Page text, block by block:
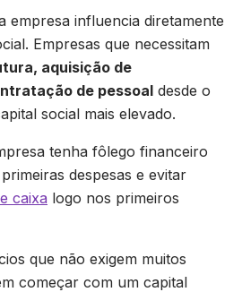
empresa influencia diretamente
Empresas que necessitam
aquisição de
de pessoal desde o
social mais elevado.
tenha fôlego financeiro
despesas e evitar
caixa logo nos primeiros
que não exigem muitos
começar com um capital